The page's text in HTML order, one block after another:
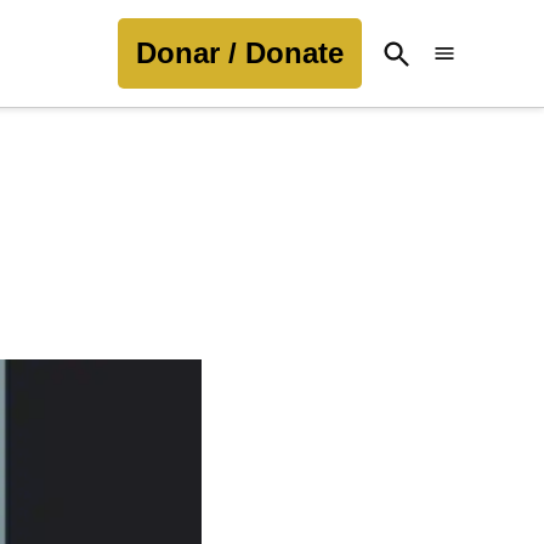
Donar / Donate
Open
Search